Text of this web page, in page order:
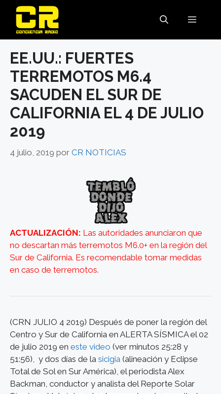
Saltar
contenido
MENÚ
EE.UU.: FUERTES
TERREMOTOS M6.4
SACUDEN EL SUR DE
CALIFORNIA EL 4 DE JULIO
2019
4 julio, 2019 por CR NOTICIAS
ACTUALIZACIÓN: Las autoridades anunciaron que
no descartan más terremotos M6.0+ en la región del
Sur de California. Es recomendable tomar medidas
en caso de terremotos.
(CRN JULIO 4 2019) Después de poner la región del
Centro y Sur de California en ALERTA SÍSMICA el 02
de julio 2019 en este video (ver minutos 25:28 y
51:56), y dos días de la sicigia (alineación y Eclipse
Total de Sol en Sur América), el periodista Alex
Backman, conductor y analista del Reporte Solar